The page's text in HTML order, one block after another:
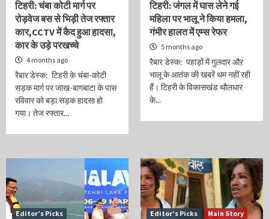
टिहरी: चंबा कोटी मार्ग पर
रोड़वेज बस से भिड़ी तेज रफ्तार
कार,CCTV में कैद हुआ हादसा,
कार के उड़े परखच्चे
4 months ago
रैबार डेस्क: टिहरी के चंबा-कोटी
सड़क मार्ग पर जाख-बागबाटा के पास
रविवार को बड़ा सड़क हादसा हो
गया। तेज रफ्तार...
टिहरी: जंगल में घास लेने गई
महिला पर भालू ने किया हमला,
गंभीर हालत में एम्स रेफर
5 months ago
रैबार डेस्क: पहाड़ों में गुलदार औऱ
भालू के आतंक की खबरें थम नहीं रही
हैं। टिहरी के विकासखंड थौलधार
के...
Editor’s Picks
Editor’s Picks
Main Story